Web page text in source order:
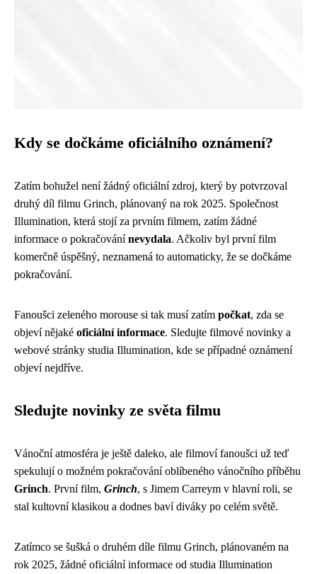
Kdy se dočkáme oficiálního oznámení?
Zatím bohužel není žádný oficiální zdroj, který by potvrzoval
druhý díl filmu Grinch, plánovaný na rok 2025. Společnost
Illumination, která stojí za prvním filmem, zatím žádné
informace o pokračovánínevydala. Ačkoliv byl první film
komerčně úspěšný, neznamená to automaticky, že se dočkáme
pokračování.
Fanoušci zeleného morouse si tak musí zatím počkat, zda se
objeví nějaké oficiální informace. Sledujte filmové novinky a
webové stránky studia Illumination, kde se případné oznámení
objeví nejdříve.
Sledujte novinky ze světa filmu
Vánoční atmosféra je ještě daleko, ale filmoví fanoušci už teď
spekulují o možném pokračování oblíbeného vánočního příběhu
Grinch. První film, Grinch, s Jimem Carreym v hlavní roli, se
stal kultovní klasikou a dodnes baví diváky po celém světě.
Zatímco se šušká o druhém díle filmu Grinch, plánovaném na
rok 2025, žádné oficiální informace od studia Illumination